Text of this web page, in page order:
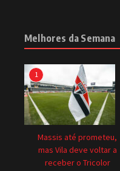
Melhores da Semana
1
Massis até prometeu,
mas Vila deve voltar a
receber o Tricolor